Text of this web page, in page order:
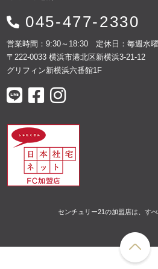
045-477-2330
営業時間：9:30～18:30 定休日：毎週水
〒222-0033 横浜市港北区新横浜3-21-12
グリフィン新横浜六番館1F
センチュリー21の加盟店は、す